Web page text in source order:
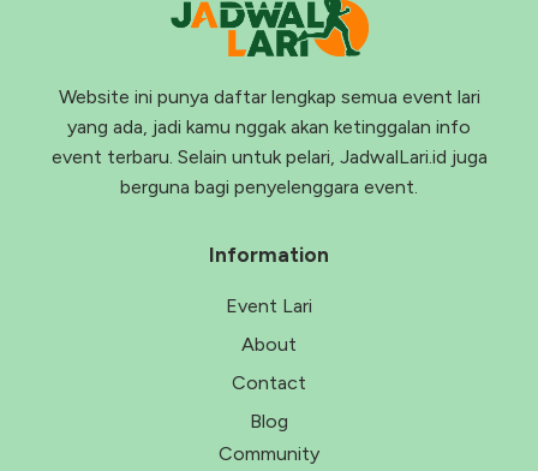
Website ini punya daftar lengkap semua event lari
yang ada, jadi kamu nggak akan ketinggalan info
event terbaru. Selain untuk pelari, JadwalLari.id juga
berguna bagi penyelenggara event.
Information
Event Lari
About
Contact
Blog
Community